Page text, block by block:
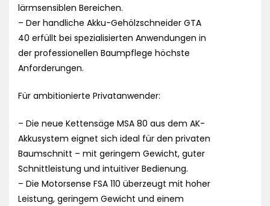
lärmsensiblen Bereichen.
– Der handliche Akku-Gehölzschneider GTA
40 erfüllt bei spezialisierten Anwendungen in
der professionellen Baumpflege höchste
Anforderungen.
Für ambitionierte Privatanwender:
– Die neue Kettensäge MSA 80 aus dem AK-
Akkusystem eignet sich ideal für den privaten
Baumschnitt – mit geringem Gewicht, guter
Schnittleistung und intuitiver Bedienung.
– Die Motorsense FSA 110 überzeugt mit hoher
Leistung, geringem Gewicht und einem